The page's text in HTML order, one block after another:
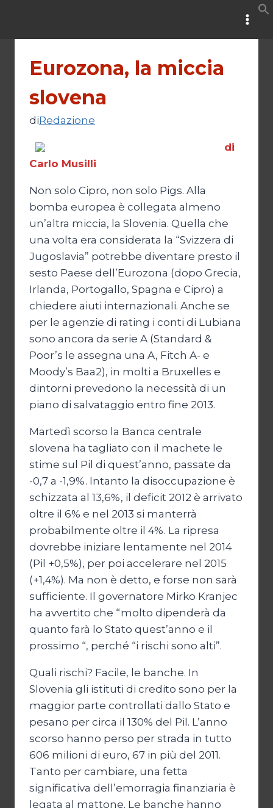
contenuto
Eurozona, la miccia
slovena
diRedazione
di
Carlo Musilli
Non solo Cipro, non solo Pigs. Alla
bomba europea è collegata almeno
un’altra miccia, la Slovenia. Quella che
una volta era considerata la “Svizzera di
Jugoslavia” potrebbe diventare presto il
sesto Paese dell’Eurozona (dopo Grecia,
Irlanda, Portogallo, Spagna e Cipro) a
chiedere aiuti internazionali. Anche se
per le agenzie di rating i conti di Lubiana
sono ancora da serie A (Standard &
Poor’s le assegna una A, Fitch A- e
Moody’s Baa2), in molti a Bruxelles e
dintorni prevedono la necessità di un
piano di salvataggio entro fine 2013.
Martedì scorso la Banca centrale
slovena ha tagliato con il machete le
stime sul Pil di quest’anno, passate da
-0,7 a -1,9%. Intanto la disoccupazione è
schizzata al 13,6%, il deficit 2012 è arrivato
oltre il 6% e nel 2013 si manterrà
probabilmente oltre il 4%. La ripresa
dovrebbe iniziare lentamente nel 2014
(Pil +0,5%), per poi accelerare nel 2015
(+1,4%). Ma non è detto, e forse non sarà
sufficiente. Il governatore Mirko Kranjec
ha avvertito che “molto dipenderà da
quanto farà lo Stato quest’anno e il
prossimo “, perché “i rischi sono alti”.
Quali rischi? Facile, le banche. In
Slovenia gli istituti di credito sono per la
maggior parte controllati dallo Stato e
pesano per circa il 130% del Pil. L’anno
scorso hanno perso per strada in tutto
606 milioni di euro, 67 in più del 2011.
Tanto per cambiare, una fetta
significativa dell’emorragia finanziaria è
legata al mattone. Le banche hanno